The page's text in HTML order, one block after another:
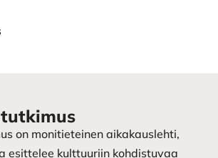
on monitieteinen aikakauslehti,
esittelee kulttuuriin kohdistuvaa